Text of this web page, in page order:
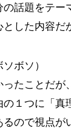
話題をテー
した内容だ
ボソ）
ったことだ
１つに「真
るので視点が